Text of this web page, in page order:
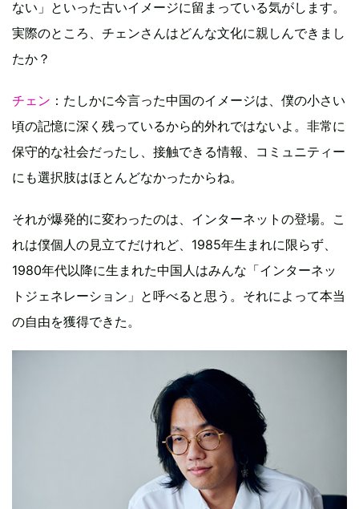
ない」といった古いイメージに留まっている気がします。
実際のところ、チェンさんはどんな文化に親しんできまし
たか？
チェン ：たしかに今言った中国のイメージは、僕の小さい
頃の記憶に深く残っているから的外れではないよ。非常に
保守的な社会だったし、接触できる情報、コミュニティー
にも選択肢はほとんどなかったからね。
それが爆発的に変わったのは、インターネットの登場。こ
れは僕個人の見立てだけれど、1985年生まれに限らず、
1980年代以降に生まれた中国人はみんな「インターネッ
トジェネレーション」と呼べると思う。それによって本当
の自由を獲得できた。